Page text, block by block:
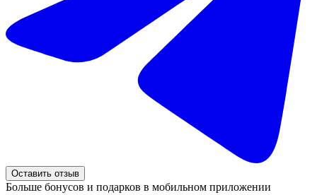
Оставить отзыв
Больше бонусов и подарков в мобильном приложении